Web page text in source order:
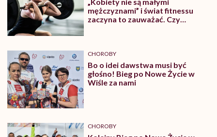
mężczyznami” i świat fitnessu
zaczyna to zauważać. Czy
CHOROBY
Bo o idei dawstwa musi być
głośno! Bieg po Nowe Życie w
Wiśle za nami
CHOROBY